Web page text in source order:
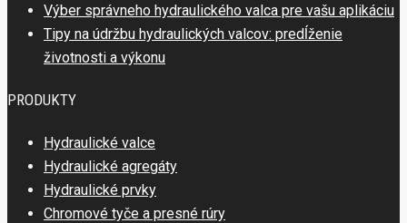
Výber správneho hydraulického valca pre vašu aplikáciu
Tipy na údržbu hydraulických valcov: predĺženie
životnosti a výkonu
PRODUKTY
Hydraulické valce
Hydraulické agregáty
Hydraulické prvky
Chromové tyče a presné rúry